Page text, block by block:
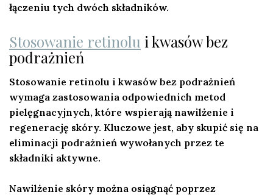
łączeniu tych dwóch składników.
Stosowanie retinolu i kwasów bez
podrażnień
Stosowanie retinolu i kwasów bez podrażnień
wymaga zastosowania odpowiednich metod
pielęgnacyjnych, które wspierają nawilżenie i
regenerację skóry. Kluczowe jest, aby skupić się na
eliminacji podrażnień wywołanych przez te
składniki aktywne.
Nawilżenie skóry można osiągnąć poprzez